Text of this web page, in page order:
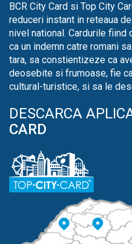
BCR City Card si Top City
reduceri instant in reteaua
nivel national. Cardurile
ca un indemn catre romani
tara, sa constientizeze ca
deosebite si frumoase, fie
cultural-turistice, si sa le
DESCARCA
CARD